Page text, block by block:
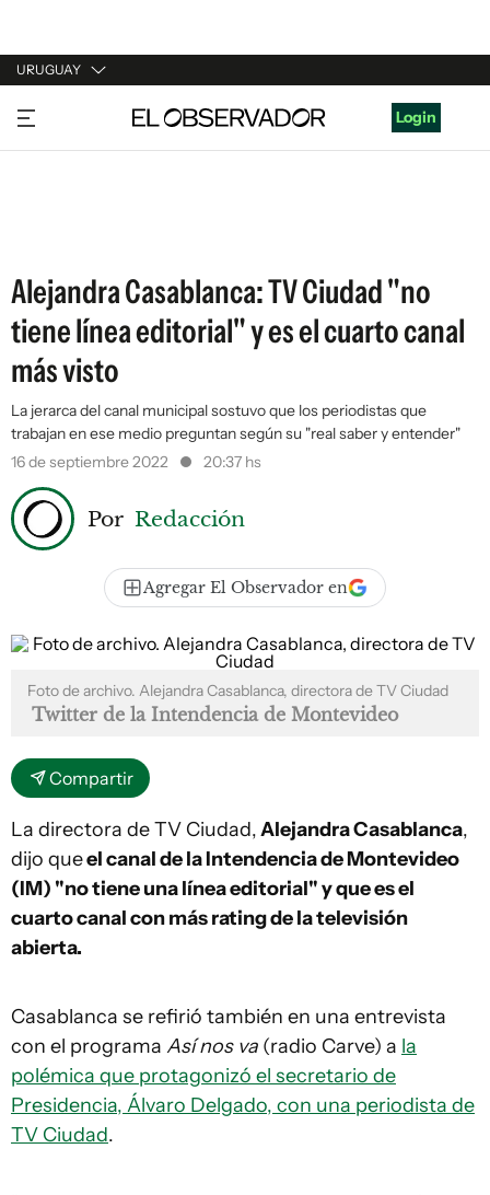
URUGUAY
URUGUAY
ARGENTINA
Login
Alejandra Casablanca: TV Ciudad "no
tiene línea editorial" y es el cuarto canal
más visto
La jerarca del canal municipal sostuvo que los periodistas que
trabajan en ese medio preguntan según su "real saber y entender"
16 de septiembre 2022
20:37 hs
Por Redacción
Agregar El Observador en
Foto de archivo. Alejandra Casablanca, directora de TV Ciudad
Twitter de la Intendencia de Montevideo
Compartir
La directora de TV Ciudad,Alejandra Casablanca,
dijo queel canal de la Intendencia de Montevideo
(IM) "no tiene una línea editorial" y que es el
cuarto canal con más rating de la televisión
abierta.
Casablanca se refirió también en una entrevista
con el programa Así nos va (radio Carve) a la
polémica que protagonizó el secretario de
Presidencia, Álvaro Delgado, con una periodista de
TV Ciudad.